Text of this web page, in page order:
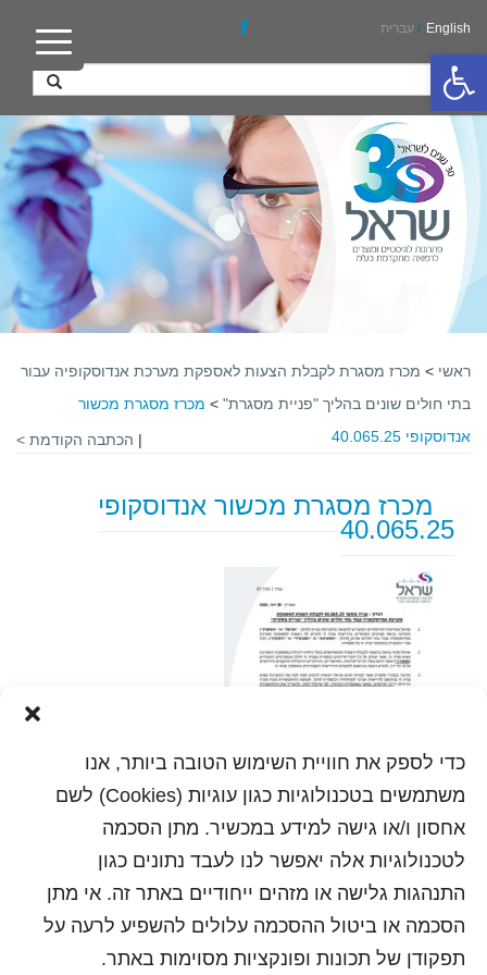
פתח סרגל נגישות
כדי לספק את חוויית השימוש הטובה ביותר, אנו
משתמשים בטכנולוגיות כגון עוגיות (Cookies) לשם
אחסון ו/או גישה למידע במכשיר. מתן הסכמה
לטכנולוגיות אלה יאפשר לנו לעבד נתונים כגון
התנהגות גלישה או מזהים ייחודיים באתר זה. אי מתן
הסכמה או ביטול ההסכמה עלולים להשפיע לרעה על
תפקודן של תכונות ופונקציות מסוימות באתר.
English
/ עברית
ראשי > מכרז מסגרת לקבלת הצעות לאספקת מערכת אנדוסקופיה עבור
בתי חולים שונים בהליך "פניית מסגרת" > מכרז מסגרת מכשור
אנדוסקופי 40.065.25
| הכתבה הקודמת >
מכרז מסגרת מכשור אנדוסקופי
40.065.25
הדפסה